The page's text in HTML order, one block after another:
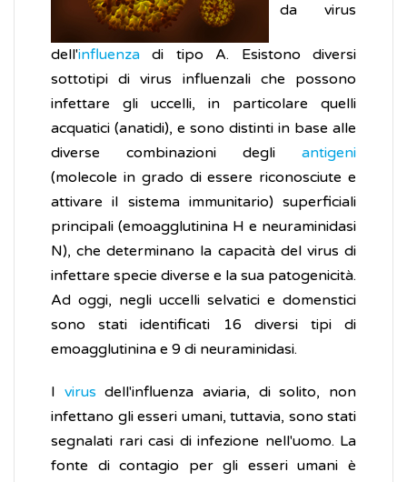
da virus
dell'influenza di tipo A. Esistono diversi
sottotipi di virus influenzali che possono
infettare gli uccelli, in particolare quelli
acquatici (anatidi), e sono distinti in base alle
diverse combinazioni degli antigeni
(molecole in grado di essere riconosciute e
attivare il sistema immunitario) superficiali
principali (emoagglutinina H e neuraminidasi
N), che determinano la capacità del virus di
infettare specie diverse e la sua patogenicità.
Ad oggi, negli uccelli selvatici e domenstici
sono stati identificati 16 diversi tipi di
emoagglutinina e 9 di neuraminidasi.
I virus dell'influenza aviaria, di solito, non
infettano gli esseri umani, tuttavia, sono stati
segnalati rari casi di infezione nell'uomo. La
fonte di contagio per gli esseri umani è